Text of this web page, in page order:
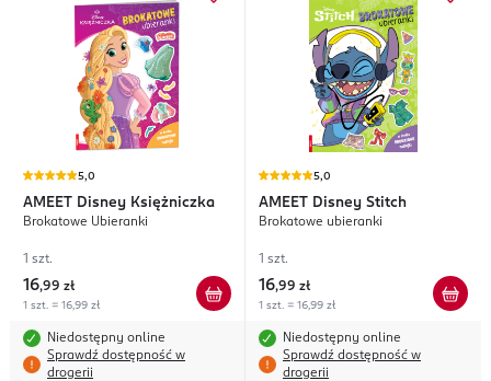
5,0
AMEET Disney Księżniczka
Brokatowe Ubieranki
1 szt.
16,99 zł
1 szt. = 16,99 zł
Niedostępny online
Sprawdź dostępność w
drogerii
5,0
AMEET Disney Stitch
Brokatowe ubieranki
1 szt.
16,99 zł
1 szt. = 16,99 zł
Niedostępny online
Sprawdź dostępność w
drogerii